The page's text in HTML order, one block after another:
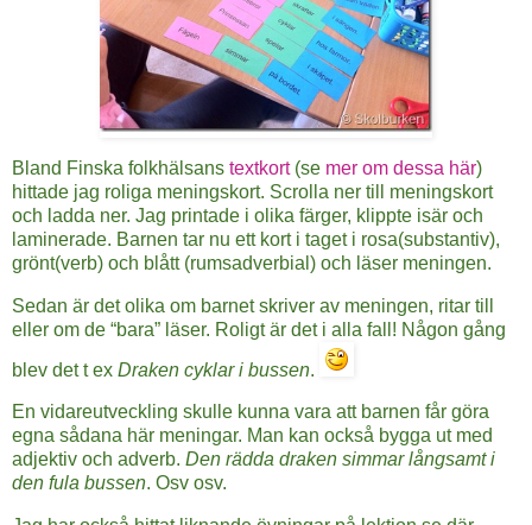
Bland Finska folkhälsans textkort(se mer om dessa här)
hittade jag roliga meningskort. Scrolla ner till meningskort
och ladda ner. Jag printade i olika färger, klippte isär och
laminerade. Barnen tar nu ett kort i taget i rosa(substantiv),
grönt(verb) och blått (rumsadverbial) och läser meningen.
Sedan är det olika om barnet skriver av meningen, ritar till
eller om de “bara” läser. Roligt är det i alla fall! Någon gång
blev det t ex Draken cyklar i bussen.
En vidareutveckling skulle kunna vara att barnen får göra
egna sådana här meningar. Man kan också bygga ut med
adjektiv och adverb. Den rädda draken simmar långsamt i
den fula bussen. Osv osv.